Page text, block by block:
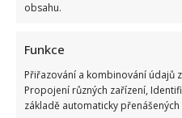
obsahu.
Funkce
Přiřazování a kombinování údajů
Propojení různých zařízení,
základě automaticky
Dagmar Pecková pod palbou